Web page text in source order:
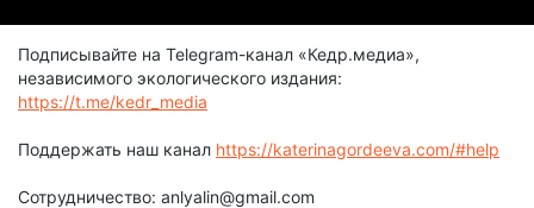
Подписывайте на Telegram-канал «Кедр.медиа»,
независимого экологического издания:
https://t.me/kedr_media
Поддержать наш канал https://katerinagordeeva.com/#help
Сотрудничество: anlyalin@gmail.com